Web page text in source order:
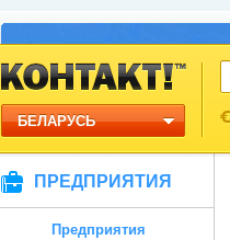
БЕЛАРУСЬ
ПРЕДПРИЯТИЯ
Предприятия